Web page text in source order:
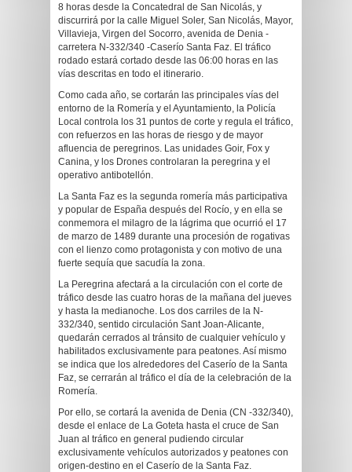
8 horas desde la Concatedral de San Nicolás, y
discurrirá por la calle Miguel Soler, San Nicolás, Mayor,
Villavieja, Virgen del Socorro, avenida de Denia -
carretera N-332/340 -Caserío Santa Faz. El tráfico
rodado estará cortado desde las 06:00 horas en las
vías descritas en todo el itinerario.
Como cada año, se cortarán las principales vías del
entorno de la Romería y el Ayuntamiento, la Policía
Local controla los 31 puntos de corte y regula el tráfico,
con refuerzos en las horas de riesgo y de mayor
afluencia de peregrinos. Las unidades Goir, Fox y
Canina, y los Drones controlaran la peregrina y el
operativo antibotellón.
La Santa Faz es la segunda romería más participativa
y popular de España después del Rocío, y en ella se
conmemora el milagro de la lágrima que ocurrió el 17
de marzo de 1489 durante una procesión de rogativas
con el lienzo como protagonista y con motivo de una
fuerte sequía que sacudía la zona.
La Peregrina afectará a la circulación con el corte de
tráfico desde las cuatro horas de la mañana del jueves
y hasta la medianoche. Los dos carriles de la N-
332/340, sentido circulación Sant Joan-Alicante,
quedarán cerrados al tránsito de cualquier vehículo y
habilitados exclusivamente para peatones. Así mismo
se indica que los alrededores del Caserío de la Santa
Faz, se cerrarán al tráfico el día de la celebración de la
Romería.
Por ello, se cortará la avenida de Denia (CN -332/340),
desde el enlace de La Goteta hasta el cruce de San
Juan al tráfico en general pudiendo circular
exclusivamente vehículos autorizados y peatones con
origen-destino en el Caserío de la Santa Faz.